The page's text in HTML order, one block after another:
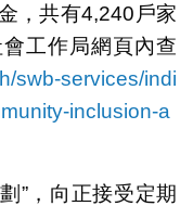
，共有4,240戶家
工作局網頁內查
swb-services/indi
inclusion-a
”，向正接受定期